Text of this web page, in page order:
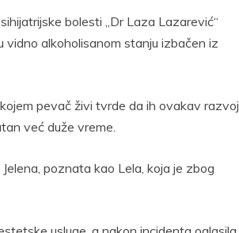
bolesti „Dr Laza Lazarević“
vidno alkoholisanom stanju izbačen iz
pevač živi tvrde da ih ovakav razvoj
već duže vreme.
poznata kao Lela, koja je zbog